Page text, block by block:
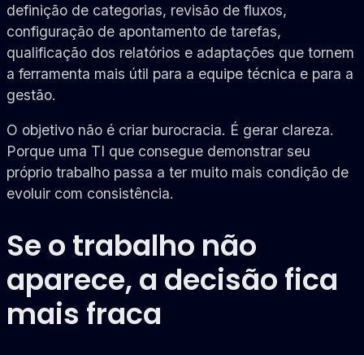
definição de categorias, revisão de fluxos,
configuração de apontamento de tarefas,
qualificação dos relatórios e adaptações que tornem
a ferramenta mais útil para a equipe técnica e para a
gestão.
O objetivo não é criar burocracia. É gerar clareza.
Porque uma TI que consegue demonstrar seu
próprio trabalho passa a ter muito mais condição de
evoluir com consistência.
Se o trabalho não
aparece, a decisão fica
mais fraca